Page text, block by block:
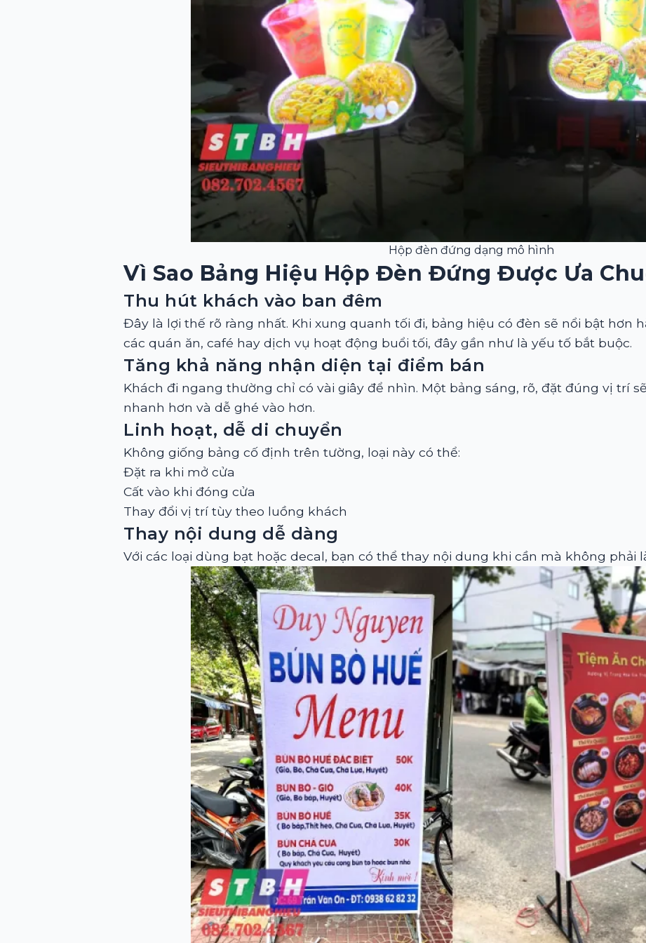
Hộp đèn đứng dạng mô hình
Vì Sao Bảng Hiệu Hộp Đèn Đứng Được Ưa
Thu hút khách vào ban đêm
Đây là lợi thế rõ ràng nhất. Khi xung quanh tối đi, bảng hiệu có đèn sẽ nổi bật hơn
các quán ăn, café hay dịch vụ hoạt động buổi tối, đây gần như là yếu tố bắt buộc.
Tăng khả năng nhận diện tại điểm bán
Khách đi ngang thường chỉ có vài giây để nhìn. Một bảng sáng, rõ, đặt đúng vị trí
nhanh hơn và dễ ghé vào hơn.
Linh hoạt, dễ di chuyển
Không giống bảng cố định trên tường, loại này có thể:
Đặt ra khi mở cửa
Cất vào khi đóng cửa
Thay đổi vị trí tùy theo luồng khách
Thay nội dung dễ dàng
Với các loại dùng bạt hoặc decal, bạn có thể thay nội dung khi cần mà không phải